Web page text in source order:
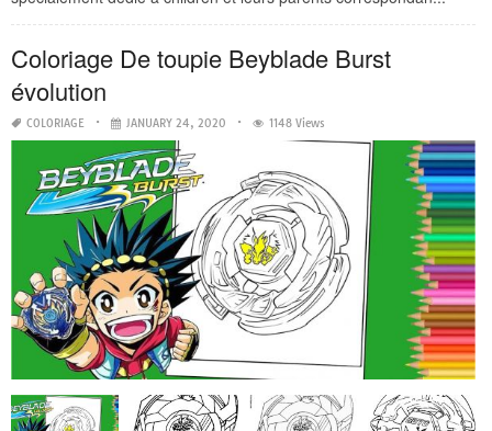
Coloriage De toupie Beyblade Burst
évolution
COLORIAGE JANUARY 24, 2020 1148 Views